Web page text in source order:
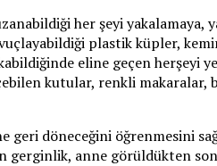
her şeyi yakalamaya,
plastik küpler,
eline geçen herşeyi
kutular, renkli
döneceğini öğrenmesini
gerginlik, anne görüldükten